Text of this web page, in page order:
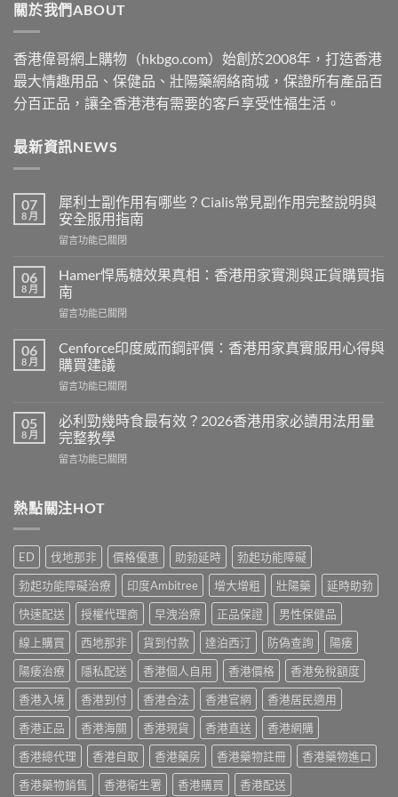
關於我們ABOUT
香港偉哥網上購物（hkbgo.com）始創於2008年，打造香港
最大情趣用品、保健品、壯陽藥網絡商城，保證所有產品百
分百正品，讓全香港港有需要的客戶享受性福生活。
最新資訊NEWS
07
8 月
犀利士副作用有哪些？Cialis常見副作用完整說明與
安全服用指南
在
利
士
副
作
有
哪
些？
Cialis
見
副
用
說
安
全
服
用
指
南〉
中
留言功能已關閉
06
8 月
Hamer悍馬糖效果真相：香港用家實測與正貨購買指
南
在
悍
馬
糖
效
真
相：
香
港
實
正
貨
購
買
指
南〉
中
留言功能已關閉
06
8 月
Cenforce印度威而鋼評價：香港用家真實服用心得與
購買建議
在
印
度
威
而
價：
用
家
真
實
服
用
心
得
與
購
買
建
議〉
中
留言功能已關閉
05
8 月
必利勁幾時食最有效？2026香港用家必讀用法用量
完整教學
在
勁
幾
食
最
有
效？
2026
香
港
用
家
必
讀
用
法
用
量
完
整
留言功能已關閉
熱點關注HOT
ED 伐地那非 價格優惠 助勃延時
勃起功能障礙
勃起功能障礙治療
印度Ambitree 增大增粗 壯陽藥
延時助勃
快速配送
授權代理商 早洩治療 正品保證
男性保健品
線上購買
西地那非 貨到付款 達泊西汀 防偽查詢
陽痿
陽痿治療
隱私配送 香港個人自用 香港價格
香港免稅額度
香港入境
香港到付 香港合法 香港官網
香港居民適用
香港正品
香港海關 香港現貨 香港直送
香港網購
香港總代理
香港自取 香港藥房 香港藥物註冊
香港藥物進口
香港藥物銷售
香港衛生署 香港購買 香港配送